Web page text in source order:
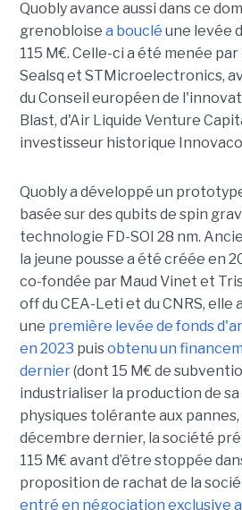
Quobly avance aussi dans ce
grenobloise a bouclé une levée
115 M€. Celle-ci a été menée
Sealsq et STMicroelectronics,
du Conseil européen de
Blast, d'Air Liquide Venture
investisseur historique
Quobly a développé un
basée sur des qubits de spin
technologie FD-SOI 28 nm.
la jeune pousse a été créée en
co-fondée par Maud Vinet et
off du CEA-Leti et du CNRS, elle
une première levée de fonds
en 2023 puisobtenu un
dernier(dont 15 M€ de
industrialiser la production de
physiques tolérante aux pannes,
décembre dernier, la société
115 M€ avant d’être stoppée
proposition de rachat de la
entré en négociation exclusive